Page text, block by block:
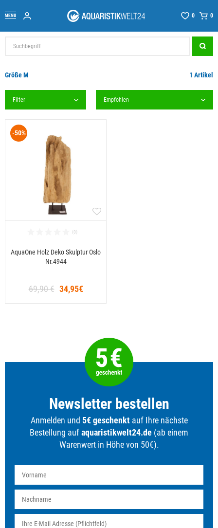
0 0
Größe M 1 Artikel
Filter
-50%
AquaOne Holz Deko Skulptur Oslo
Nr.4944
69,90 € 34,95€
Newsletter bestellen
Anmelden und 5€ geschenktauf Ihre nächste
Bestellung aufaquaristikwelt24.de (ab einem
Warenwert in Höhe von 50€).